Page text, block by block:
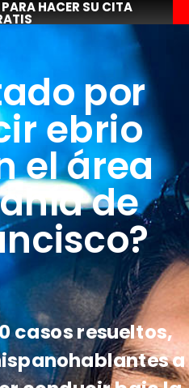
HACER SU CITA
por
ebrio
el área
de
casos resueltos,
a